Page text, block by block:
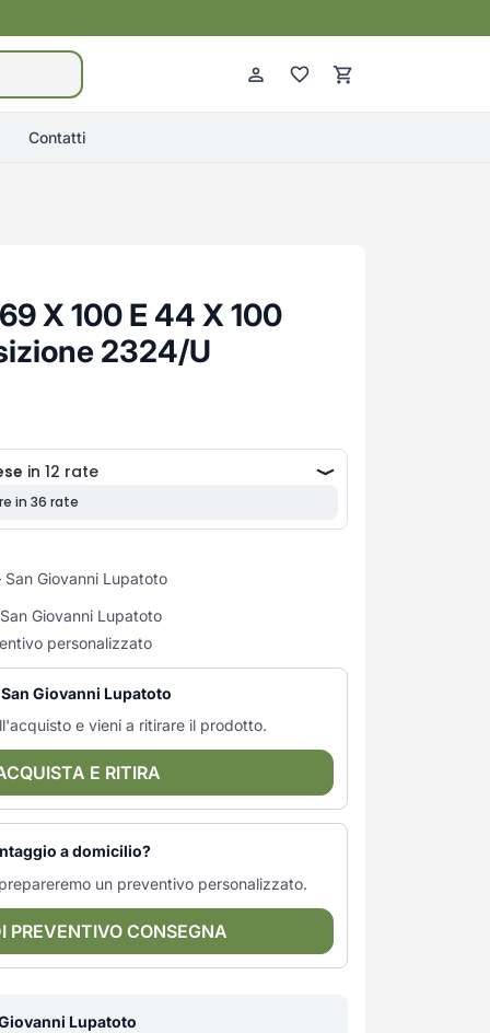
Contatti
X 100 E 44 X 100
2324/U
Giovanni Lupatoto
Giovanni Lupatoto
personalizzato
Giovanni Lupatoto
e vieni a ritirare il prodotto.
E RITIRA
a domicilio?
un preventivo personalizzato.
PREVENTIVO CONSEGNA
Lupatoto